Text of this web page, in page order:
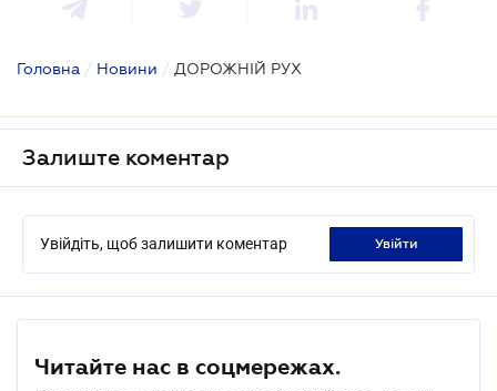
Головна / Новини / ДОРОЖНІЙ РУХ
Залиште коментар
Увійдіть, щоб залишити коментар увійти
Читайте нас в соцмережах.